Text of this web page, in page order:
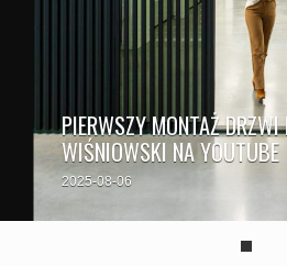
PIERWSZY MONTAŻ
WIŚNIOWSKI NA YOUTUBE
2025-08-06